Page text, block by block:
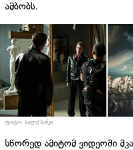
ამბობს.
ფოტო: სილქ ბანკი
სწორედ ამიტომ ვიდეოში